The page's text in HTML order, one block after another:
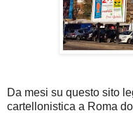
Da mesi su questo sito
cartellonistica a Roma